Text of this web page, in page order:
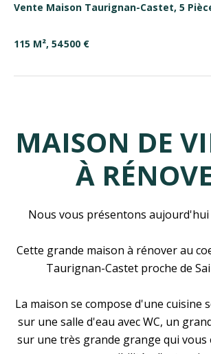
Vente Maison Taurignan-Castet, 5
115 M², 54 500 €
MAISON DE
À
Nous vous présentons aujourd'hui
Cette grande maison à rénover au
Taurignan-Castet proche de
La maison se compose d'une cuisine
sur une salle d'eau avec WC, un
sur une très grande grange qui vous